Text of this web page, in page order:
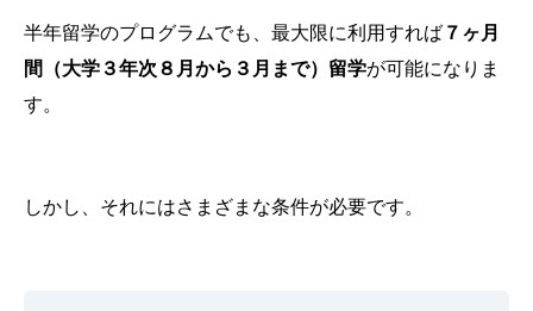
半年留学のプログラムでも、最大限に利用すれば７ヶ月
間（大学３年次８月から３月まで）留学が可能になりま
す。
しかし、それにはさまざまな条件が必要です。